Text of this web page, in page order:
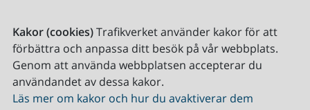
Kakor (cookies)Trafikverket använder kakor för att
förbättra och anpassa ditt besök på vår webbplats.
Genom att använda webbplatsen accepterar du
användandet av dessa kakor.
Läs mer om kakor och hur du avaktiverar dem